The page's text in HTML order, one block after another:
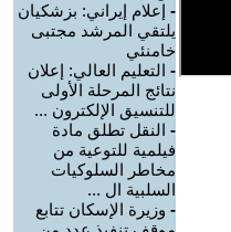
- إعلام إيراني: بزشكيان
يلتقي المرشد مجتبى
خامنئي
- التعليم العالي: إعلان
نتائج المرحلة الأولى
للتنسيق الإلكترون ...
- النقل تطلق مادة
فيلمية للتوعية من
مخاطر السلوكيات
السلبية ال ...
- وزيرة الإسكان تتابع